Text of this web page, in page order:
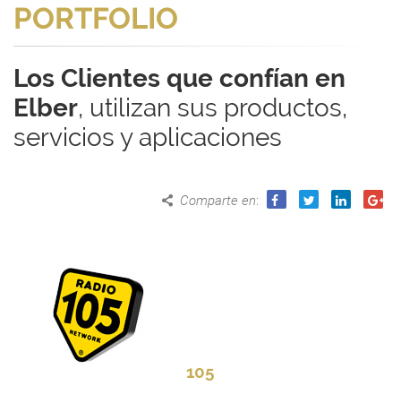
PORTFOLIO
Los Clientes que confían en
Elber, utilizan sus productos,
servicios y aplicaciones
Comparte en:
105